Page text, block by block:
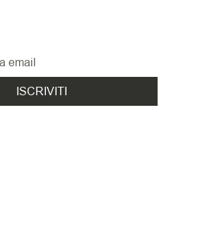
ISCRIVITI